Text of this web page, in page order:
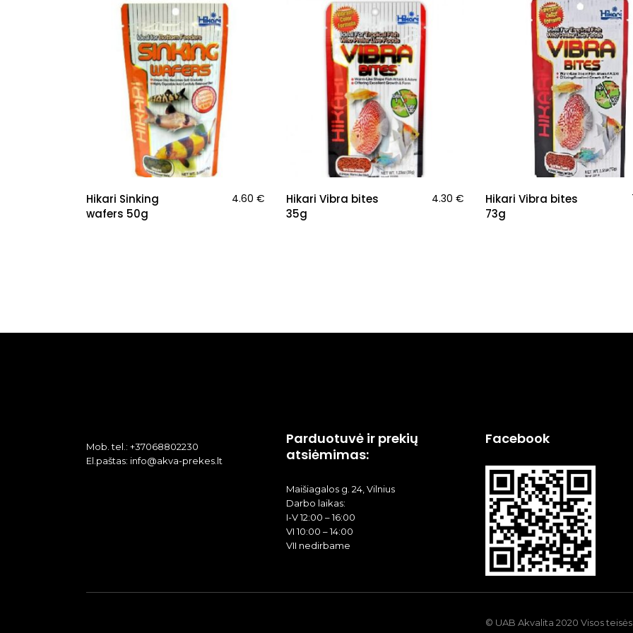
Hikari Sinking
wafers 50g
4.60 €
Hikari Vibra bites
35g
4.30 €
Hikari Vibra bites
73g
Mob. tel.: +37068802230
El.paštas: info@akva-prekes.lt
Parduotuvė ir prekių
atsiėmimas:
Maišiagalos g. 24, Vilnius
Darbo laikas:
I-V 12:00 – 16:00
VI 10:00 – 14:00
VII nedirbame
Facebook
© UAB Akvalita 2020 Visos